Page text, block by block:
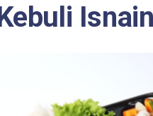
Isnain